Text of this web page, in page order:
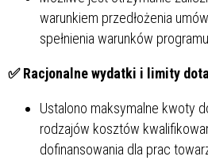
warunkiem przedłożenia
spełnienia warunków programu.
✅Racjonalne wydatki i limity
Ustalono maksymalne kwoty
rodzajów kosztów
dofinansowania dla prac